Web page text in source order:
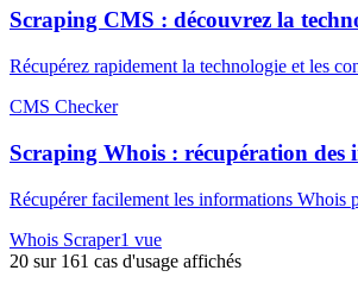
Scraping CMS : découvrez la
Récupérez rapidement la technologie et les
CMS Checker
Scraping Whois : récupération des
Récupérer facilement les informations Whois
Whois Scraper1 vue
20 sur 161 cas d'usage affichés